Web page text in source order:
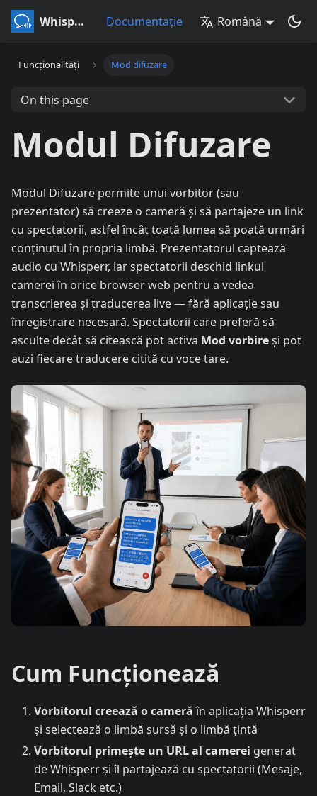
Whisperr Documentație Română
Funcționalități Mod difuzare
On this page
Modul Difuzare
Modul Difuzare permite unui vorbitor (sau
prezentator) să creeze o cameră și să partajeze un link
cu spectatorii, astfel încât toată lumea să poată urmări
conținutul în propria limbă. Prezentatorul captează
audio cu Whisperr, iar spectatorii deschid linkul
camerei în orice browser web pentru a vedea
transcrierea și traducerea live — fără aplicație sau
înregistrare necesară. Spectatorii care preferă să
asculte decât să citească pot activa Mod vorbireși pot
auzi fiecare traducere citită cu voce tare.
Cum Funcționează
Vorbitorul creează o camerăîn aplicația Whisperr
și selectează o limbă sursă și o limbă țintă
Vorbitorul primește un URL al camerei generat
de Whisperr și îl partajează cu spectatorii (Mesaje,
Email, Slack etc.)